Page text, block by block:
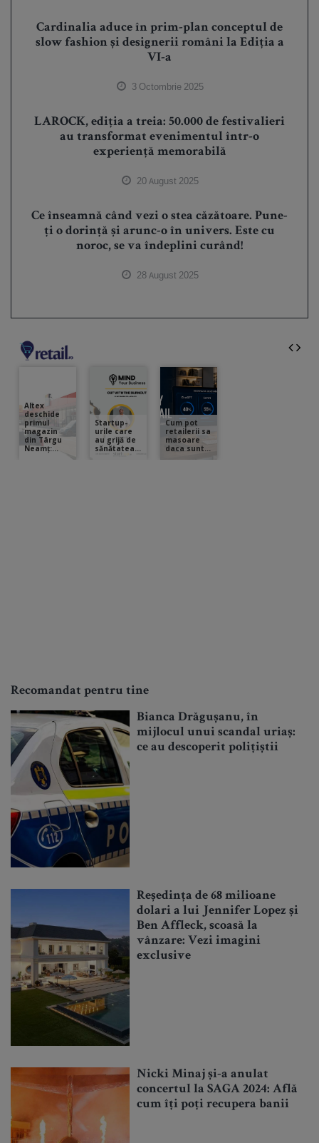
Cardinalia aduce în prim-plan conceptul de
slow fashion și designerii români la Ediția a
VI-a
3 Octombrie 2025
LAROCK, ediția a treia: 50.000 de festivalieri
au transformat evenimentul într-o
experiență memorabilă
20 August 2025
Ce înseamnă când vezi o stea căzătoare. Pune-
ți o dorință și arunc-o în univers. Este cu
noroc, se va îndeplini curând!
28 August 2025
Recomandat pentru tine
Bianca Drăgușanu, în
mijlocul unui scandal uriaș:
ce au descoperit polițiștii
Reședința de 68 milioane
dolari a lui Jennifer Lopez și
Ben Affleck, scoasă la
vânzare: Vezi imagini
exclusive
Nicki Minaj și-a anulat
concertul la SAGA 2024: Află
cum îți poți recupera banii